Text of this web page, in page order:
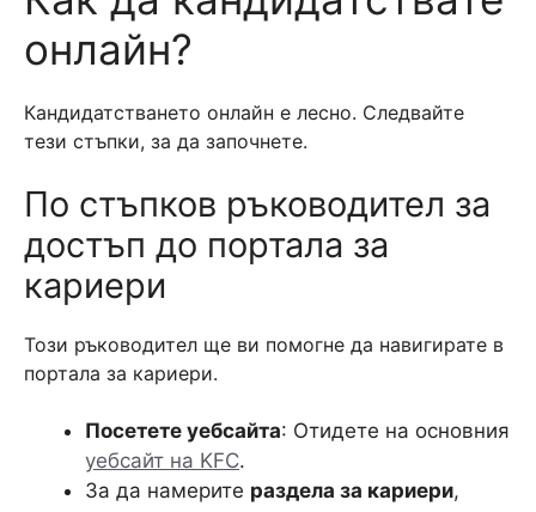
онлайн?
Кандидатстването онлайн е лесно. Следвайте
тези стъпки, за да започнете.
По стъпков ръководител за
достъп до портала за
кариери
Този ръководител ще ви помогне да навигирате в
портала за кариери.
Посетете уебсайта: Отидете на основния
уебсайт на KFC.
За да намерите раздела за кариери,